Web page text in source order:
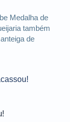
Medalha de
também
de